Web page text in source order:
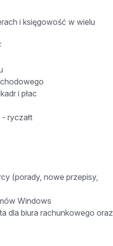
i księgowość w wielu
i płac
ryczałt
(porady, nowe przepisy,
Windows
dla biura rachunkowego oraz